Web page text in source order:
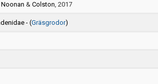
Noonan & Colston, 2017
- (Gräsgrodor)